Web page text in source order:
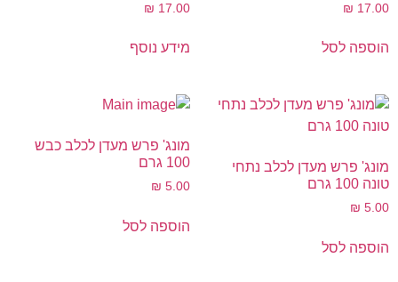
₪ 17.00
הוספה לסל
₪ 17.00
מידע נוסף
מונג' פרש מעדן לכלב נתחי
טונה 100 גרם
₪ 5.00
הוספה לסל
מונג' פרש מעדן לכלב כבש
100 גרם
₪ 5.00
הוספה לסל